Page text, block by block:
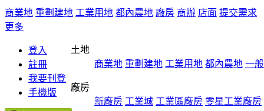
商業地 重劃建地 工業用地 都內農地 廠房 商辦 店面 提交需求
更多
土地
商業地 重劃建地 工業用地 都內農地 一
廠房
新廠房 工業城 工業區廠房 零星工業廠房
登入
註冊
我要刊登
手機版